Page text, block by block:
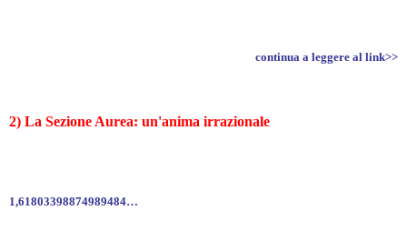
continua a leggere al link>>
2) La Sezione Aurea: un'anima irrazionale
1,61803398874989484…